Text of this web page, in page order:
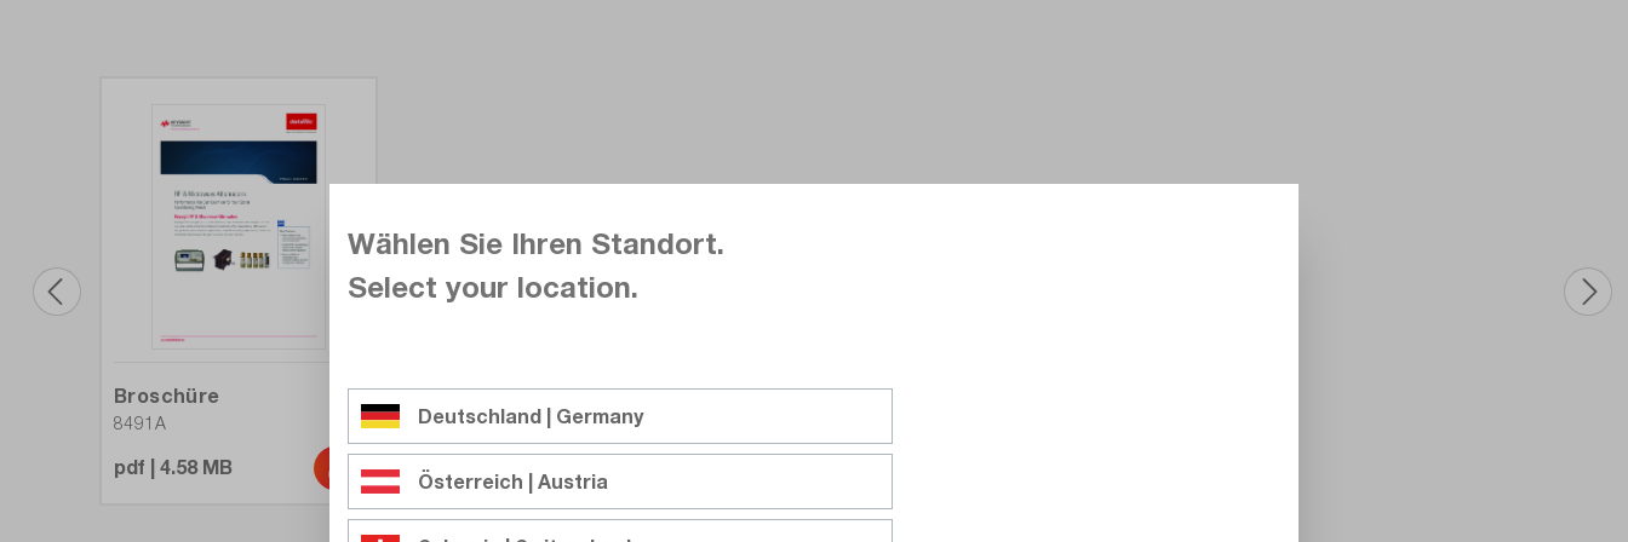
Broschüre
8491A
pdf | 4.58 MB
Wählen Sie Ihren Standort.
Select your location.
Deutschland | Germany
Österreich | Austria